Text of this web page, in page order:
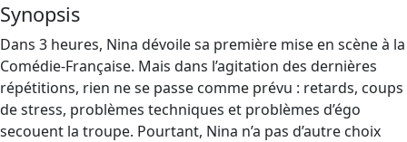
Synopsis
Dans 3 heures, Nina dévoile sa première mise en scène à la
Comédie-Française. Mais dans l’agitation des dernières
répétitions, rien ne se passe comme prévu : retards, coups
de stress, problèmes techniques et problèmes d’égo
secouent la troupe. Pourtant, Nina n’a pas d’autre choix